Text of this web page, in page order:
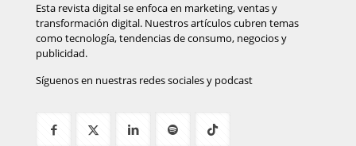
Esta revista digital se enfoca en marketing, ventas y
transformación digital. Nuestros artículos cubren temas
como tecnología, tendencias de consumo, negocios y
publicidad.
Síguenos en nuestras redes sociales y podcast